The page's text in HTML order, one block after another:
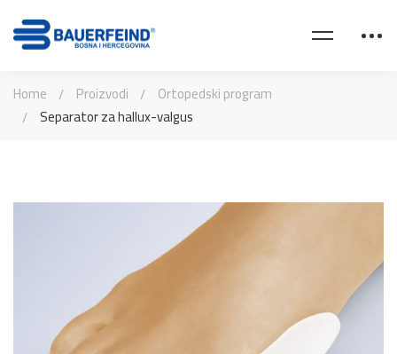
Home Proizvodi
Ortopedski program
Separator za hallux-valgus